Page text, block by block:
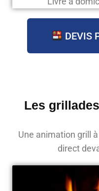
DEVIS
Les
Une animation grill
direct